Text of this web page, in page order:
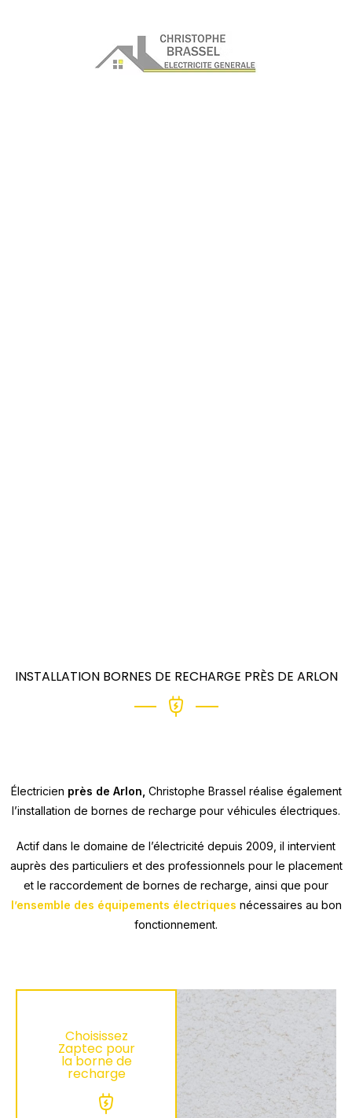
INSTALLATION BORNES DE RECHARGE PRÈS DE ARLON
Électricien près de Arlon, Christophe Brassel réalise également
l’installation de bornes de recharge pour véhicules électriques.
Actif dans le domaine de l’électricité depuis 2009, il intervient
auprès des particuliers et des professionnels pour le placement
et le raccordement de bornes de recharge, ainsi que pour
l’ensemble des équipements électriques nécessaires au bon
fonctionnement.
Choisissez
Zaptec pour
la borne de
recharge